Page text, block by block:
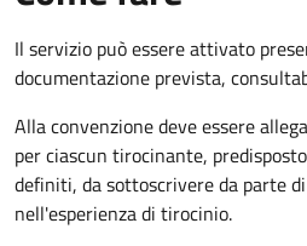
Il servizio può essere attivato
documentazione prevista,
Alla convenzione deve essere
per ciascun tirocinante,
definiti, da sottoscrivere da parte
nell'esperienza di tirocinio.